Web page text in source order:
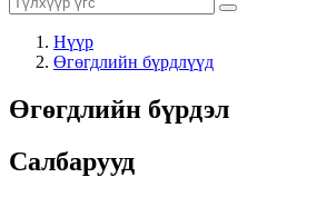
Нүүр
Өгөгдлийн бүрдлүүд
Өгөгдлийн бүрдэл
Салбарууд